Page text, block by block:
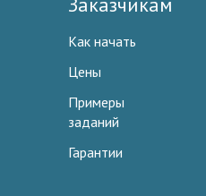
Как начать
Цены
Примеры
заданий
Гарантии